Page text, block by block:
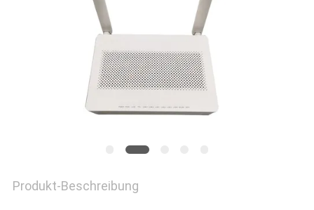
Produkt-Beschreibung